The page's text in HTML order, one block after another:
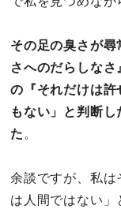
その足の臭さが
さへのだらしな
の『それだけは
もない」と判断
た 。
余談ですが、私は
は人間ではない